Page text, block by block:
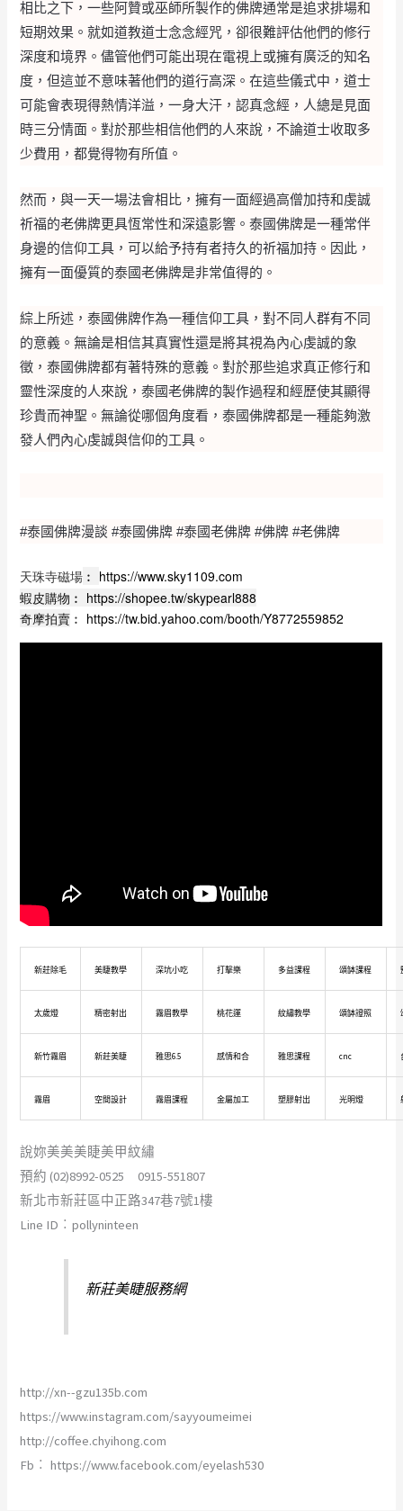
相比之下，一些阿贊或巫師所製作的佛牌通常是追求排場和
短期效果。就如道教道士念念經咒，卻很難評估他們的修行
深度和境界。儘管他們可能出現在電視上或擁有廣泛的知名
度，但這並不意味著他們的道行高深。在這些儀式中，道士
可能會表現得熱情洋溢，一身大汗，認真念經，人總是見面
時三分情面。對於那些相信他們的人來說，不論道士收取多
少費用，都覺得物有所值。
然而，與一天一場法會相比，擁有一面經過高僧加持和虔誠
祈福的老佛牌更具恆常性和深遠影響。泰國佛牌是一種常伴
身邊的信仰工具，可以給予持有者持久的祈福加持。因此，
擁有一面優質的泰國老佛牌是非常值得的。
綜上所述，泰國佛牌作為一種信仰工具，對不同人群有不同
的意義。無論是相信其真實性還是將其視為內心虔誠的象
徵，泰國佛牌都有著特殊的意義。對於那些追求真正修行和
靈性深度的人來說，泰國老佛牌的製作過程和經歷使其顯得
珍貴而神聖。無論從哪個角度看，泰國佛牌都是一種能夠激
發人們內心虔誠與信仰的工具。
#泰國佛牌漫談 #泰國佛牌 #泰國老佛牌 #佛牌 #老佛牌
天珠寺磁場 ︰ https://www.sky1109.com
蝦皮購物︰ https://shopee.tw/skypearl888
奇摩拍賣 ︰ https://tw.bid.yahoo.com/booth/Y8772559852
新莊除毛 美睫教學 深坑小吃 打擊樂 多益課程 頌缽課程
太歲燈 精密射出 霧眉教學 桃花運 紋繡教學 頌缽證照
新竹霧眉 新莊美睫 雅思6.5 感情和合 雅思課程 cnc
霧眉 空間設計 霧眉課程 金屬加工 塑膠射出 光明燈
說妳美美美睫美甲紋繡
預約 (02)8992-0525 0915-551807
新北市新莊區中正路347巷7號1樓
Line ID︰pollyninteen
新莊美睫服務網
http://xn--gzu135b.com
https://www.instagram.com/sayyoumeimei
http://coffee.chyihong.com
Fb︰ https://www.facebook.com/eyelash530